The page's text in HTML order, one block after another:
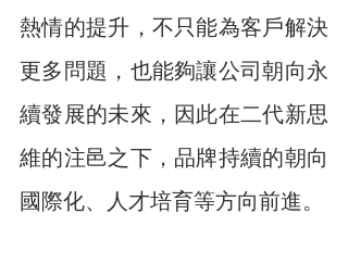
熱情的提升，不只能為客戶解決
更多問題，也能夠讓公司朝向永
續發展的未來，因此在二代新思
維的注邑之下，品牌持續的朝向
國際化、人才培育等方向前進。